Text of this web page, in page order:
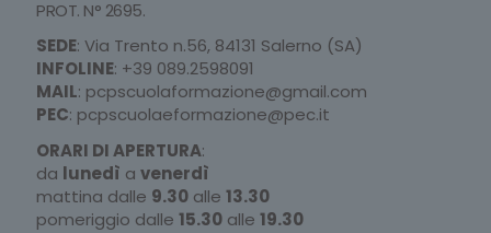
PROT. N° 2695.
SEDE: Via Trento n.56, 84131 Salerno (SA)
INFOLINE: +39 089.2598091
MAIL: pcpscuolaformazione@gmail.com
PEC: pcpscuolaeformazione@pec.it
ORARI DI APERTURA:
da lunedì a venerdì
mattina dalle 9.30 alle 13.30
pomeriggio dalle 15.30 alle 19.30